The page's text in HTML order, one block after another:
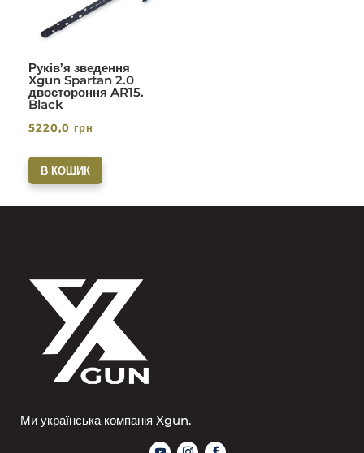
Руків’я зведення
Xgun Spartan 2.0
двостороння AR15.
Black
5220,0 грн
В КОШИК
Ми українська компанія Xgun.